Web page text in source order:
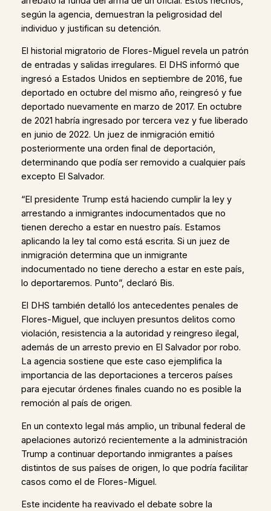
según la agencia, demuestran la peligrosidad del
individuo y justifican su detención.
El historial migratorio de Flores-Miguel revela un patrón
de entradas y salidas irregulares. El DHS informó que
ingresó a Estados Unidos en septiembre de 2016, fue
deportado en octubre del mismo año, reingresó y fue
deportado nuevamente en marzo de 2017. En octubre
de 2021 habría ingresado por tercera vez y fue liberado
en junio de 2022. Un juez de inmigración emitió
posteriormente una orden final de deportación,
determinando que podía ser removido a cualquier país
excepto El Salvador.
“El presidente Trump está haciendo cumplir la ley y
arrestando a inmigrantes indocumentados que no
tienen derecho a estar en nuestro país. Estamos
aplicando la ley tal como está escrita. Si un juez de
inmigración determina que un inmigrante
indocumentado no tiene derecho a estar en este país,
lo deportaremos. Punto”, declaró Bis.
El DHS también detalló los antecedentes penales de
Flores-Miguel, que incluyen presuntos delitos como
violación, resistencia a la autoridad y reingreso ilegal,
además de un arresto previo en El Salvador por robo.
La agencia sostiene que este caso ejemplifica la
importancia de las deportaciones a terceros países
para ejecutar órdenes finales cuando no es posible la
remoción al país de origen.
En un contexto legal más amplio, un tribunal federal de
apelaciones autorizó recientemente a la administración
Trump a continuar deportando inmigrantes a países
distintos de sus países de origen, lo que podría facilitar
casos como el de Flores-Miguel.
Este incidente ha reavivado el debate sobre la